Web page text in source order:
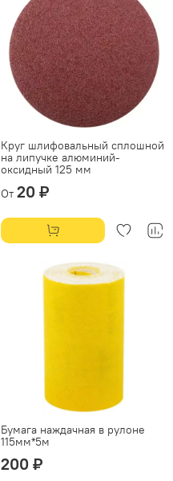
Круг шлифовальный сплошной
на липучке алюминий-
оксидный 125 мм
От 20 ₽
Бумага наждачная в рулоне
115мм*5м
200 ₽